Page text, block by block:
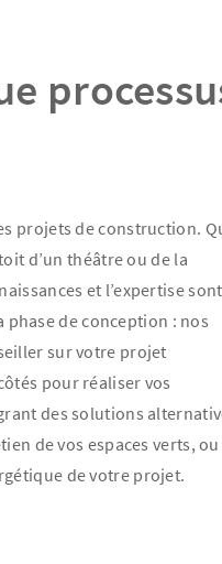
projets de construction.
d’un théâtre ou de la
et l’expertise sont
phase de conception : nos
sur votre projet
pour réaliser vos
des solutions
de vos espaces verts, ou
de votre projet.